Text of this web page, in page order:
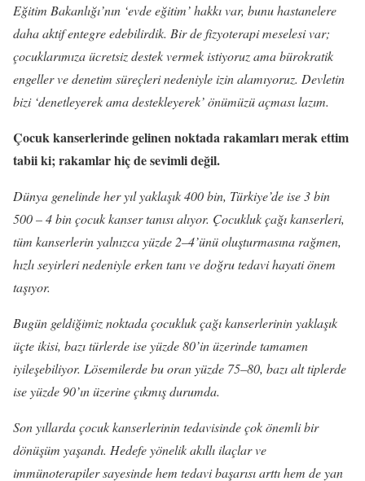
Eğitim Bakanlığı’nın ‘evde eğitim’ hakkı var, bunu hastanelere
daha aktif entegre edebilirdik. Bir de fizyoterapi meselesi var;
çocuklarımıza ücretsiz destek vermek istiyoruz ama bürokratik
engeller ve denetim süreçleri nedeniyle izin alamıyoruz. Devletin
bizi ‘denetleyerek ama destekleyerek’ önümüzü açması lazım.
Çocuk kanserlerinde gelinen noktada rakamları merak ettim
tabii ki; rakamlar hiç de sevimli değil.
Dünya genelinde her yıl yaklaşık 400 bin, Türkiye’de ise 3 bin
500 – 4 bin çocuk kanser tanısı alıyor. Çocukluk çağı kanserleri,
tüm kanserlerin yalnızca yüzde 2–4’ünü oluşturmasına rağmen,
hızlı seyirleri nedeniyle erken tanı ve doğru tedavi hayati önem
taşıyor.
Bugün geldiğimiz noktada çocukluk çağı kanserlerinin yaklaşık
üçte ikisi, bazı türlerde ise yüzde 80’in üzerinde tamamen
iyileşebiliyor. Lösemilerde bu oran yüzde 75–80, bazı alt tiplerde
ise yüzde 90’ın üzerine çıkmış durumda.
Son yıllarda çocuk kanserlerinin tedavisinde çok önemli bir
dönüşüm yaşandı. Hedefe yönelik akıllı ilaçlar ve
immünoterapiler sayesinde hem tedavi başarısı arttı hem de yan